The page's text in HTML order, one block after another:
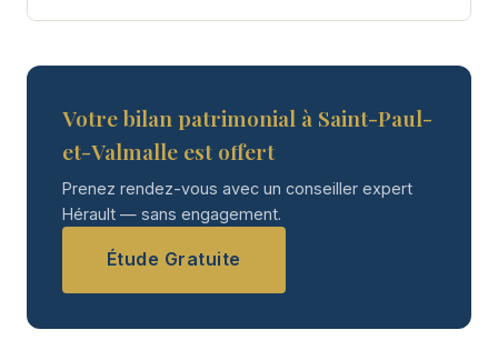
Votre bilan patrimonial à Saint-Paul-
et-Valmalle est offert
Prenez rendez-vous avec un conseiller expert
Hérault — sans engagement.
Étude Gratuite